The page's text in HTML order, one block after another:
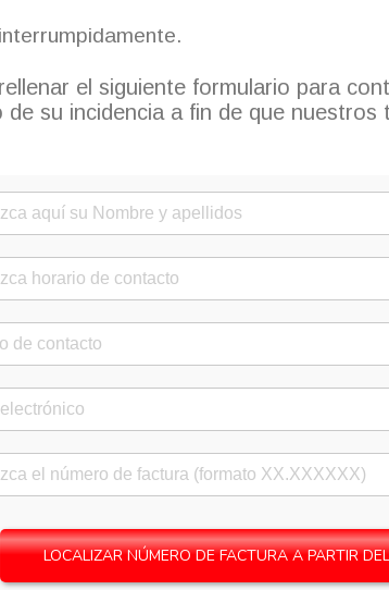
el siguiente formulario para
su incidencia a fin de que
LOCALIZAR NÚMERO DE FACTURA A PARTIR